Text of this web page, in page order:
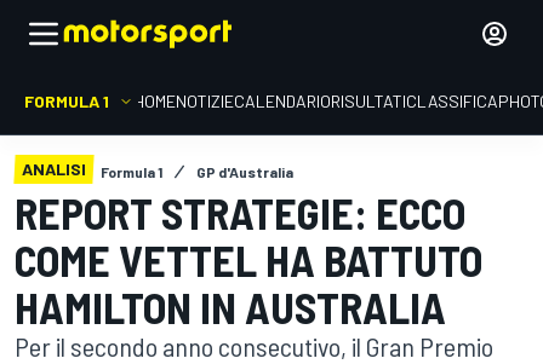
FORMULA 1 HOMENOTIZIECALENDARIORISULTATICLASSIFICA
ANALISI Formula 1 GP d'Australia
REPORT STRATEGIE: ECCO
COME VETTEL HA BATTUTO
HAMILTON IN AUSTRALIA
Per il secondo anno consecutivo, il Gran Premio